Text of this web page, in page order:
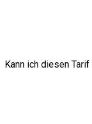
Kann ich diesen